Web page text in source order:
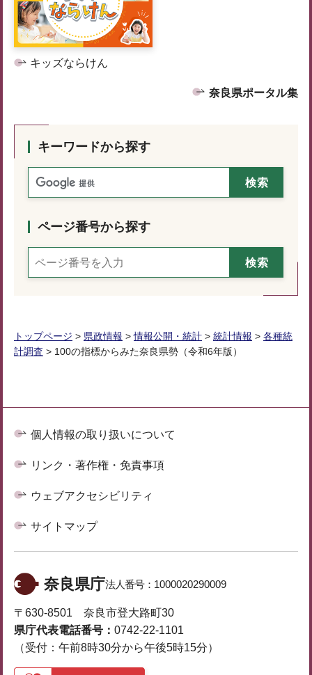
キッズならけん
奈良県ポータル集
キーワードから探す
ページ番号から探す
トップページ > 県政情報 >情報公開・統計 > 統計情報 > 各種統
計調査 > 100の指標からみた奈良県勢（令和6年版）
個人情報の取り扱いについて
リンク・著作権・免責事項
ウェブアクセシビリティ
サイトマップ
奈良県庁法人番号： 1000020290009
〒630-8501 奈良市登大路町30
県庁代表電話番号： 0742-22-1101
（受付：午前8時30分から午後5時15分）